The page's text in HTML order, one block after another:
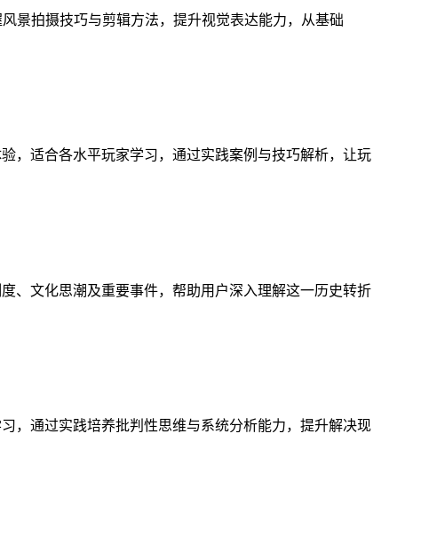
景拍摄技巧与剪辑方法，提升视觉表达能力，从基础
，适合各水平玩家学习，通过实践案例与技巧解析，让玩
、文化思潮及重要事件，帮助用户深入理解这一历史转折
，通过实践培养批判性思维与系统分析能力，提升解决现